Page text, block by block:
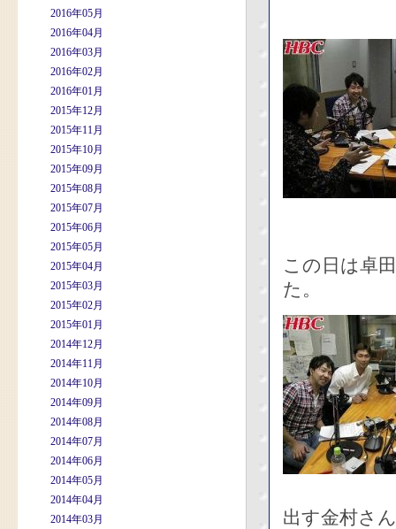
2016年05月
2016年04月
2016年03月
2016年02月
2016年01月
2015年12月
2015年11月
2015年10月
2015年09月
2015年08月
2015年07月
2015年06月
2015年05月
2015年04月
2015年03月
2015年02月
2015年01月
2014年12月
2014年11月
2014年10月
2014年09月
2014年08月
2014年07月
2014年06月
2014年05月
2014年04月
2014年03月
この日は卓
た。
出す金村さ